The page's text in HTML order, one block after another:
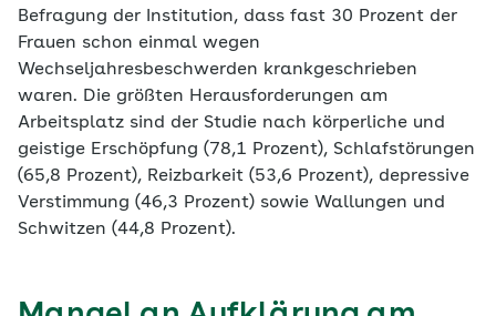
Befragung der Institution, dass fast 30 Prozent der
Frauen schon einmal wegen
Wechseljahresbeschwerden krankgeschrieben
waren. Die größten Herausforderungen am
Arbeitsplatz sind der Studie nach körperliche und
geistige Erschöpfung (78,1 Prozent), Schlafstörungen
(65,8 Prozent), Reizbarkeit (53,6 Prozent), depressive
Verstimmung (46,3 Prozent) sowie Wallungen und
Schwitzen (44,8 Prozent).